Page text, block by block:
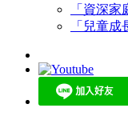
「資深
「兒童